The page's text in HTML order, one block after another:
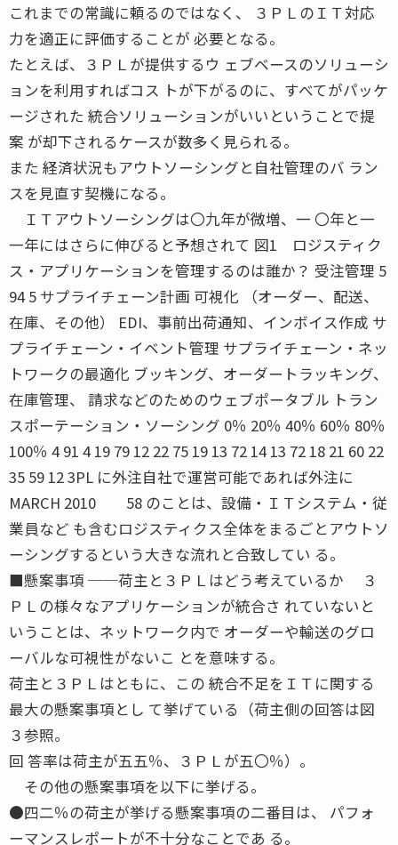
これまでの常識に頼るのではなく、 ３ＰＬのＩＴ対応
力を適正に評価することが 必要となる。
たとえば、３ＰＬが提供するウ ェブベースのソリューシ
ョンを利用すればコス トが下がるのに、すべてがパッケ
ージされた 統合ソリューションがいいということで提
案 が却下されるケースが数多く見られる。
また 経済状況もアウトソーシングと自社管理のバ ラン
スを見直す契機になる。
ＩＴアウトソーシングは〇九年が微増、一 〇年と一
一年にはさらに伸びると予想されて 図1 ロジスティク
ス・アプリケーションを管理するのは誰か？ 受注管理 5
94 5 サプライチェーン計画 可視化 （オーダー、配送、
在庫、その他） EDI、事前出荷通知、インボイス作成 サ
プライチェーン・イベント管理 サプライチェーン・ネッ
トワークの最適化 ブッキング、オーダートラッキング、
在庫管理、 請求などのためのウェブポータブル トラン
スポーテーション・ソーシング 0％ 20％ 40％ 60％ 80％
100％ 4 91 4 19 79 12 22 75 19 13 72 14 13 72 18 21 60 22
35 59 12 3PL に外注自社で運営可能であれば外注に
MARCH 2010 58 のことは、設備・ＩＴシステム・従
業員など も含むロジスティクス全体をまるごとアウトソ
ーシングするという大きな流れと合致してい る。
■懸案事項 ──荷主と３ＰＬはどう考えているか ３
ＰＬの様々なアプリケーションが統合さ れていないと
いうことは、ネットワーク内で オーダーや輸送のグロ
ーバルな可視性がないこ とを意味する。
荷主と３ＰＬはともに、この 統合不足をＩＴに関する
最大の懸案事項とし て挙げている（荷主側の回答は図
３参照。
回 答率は荷主が五五％、３ＰＬが五〇％）。
その他の懸案事項を以下に挙げる。
●四二％の荷主が挙げる懸案事項の二番目は、 パフォ
ーマンスレポートが不十分なことであ る。